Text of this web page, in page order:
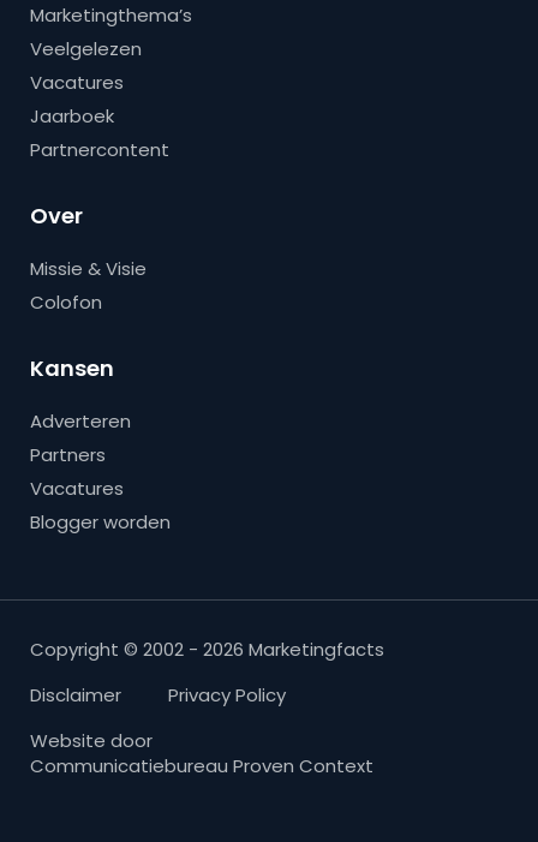
Marketingthema’s
Veelgelezen
Vacatures
Jaarboek
Partnercontent
Over
Missie & Visie
Colofon
Kansen
Adverteren
Partners
Vacatures
Blogger worden
Copyright © 2002 - 2026 Marketingfacts
Disclaimer
Privacy Policy
Website door
Communicatiebureau Proven Context